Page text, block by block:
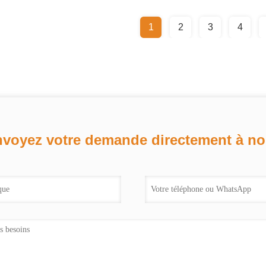
1 2 3 4
votre demande directement à